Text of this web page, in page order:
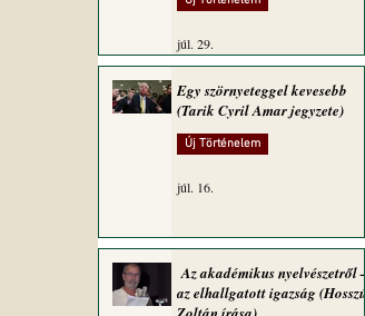
júl. 29.
Egy szörnyeteggel kevesebb
(Tarik Cyril Amar jegyzete)
Új Történelem
júl. 16.
Az akadémikus nyelvészetről –
az elhallgatott igazság (Hosszú